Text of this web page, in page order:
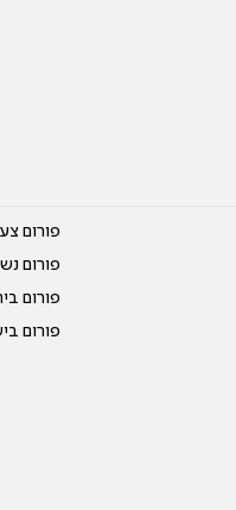
פורום
פורום
פורום
פורום